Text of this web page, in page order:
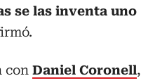
se las inventa uno
con Daniel Coronell,